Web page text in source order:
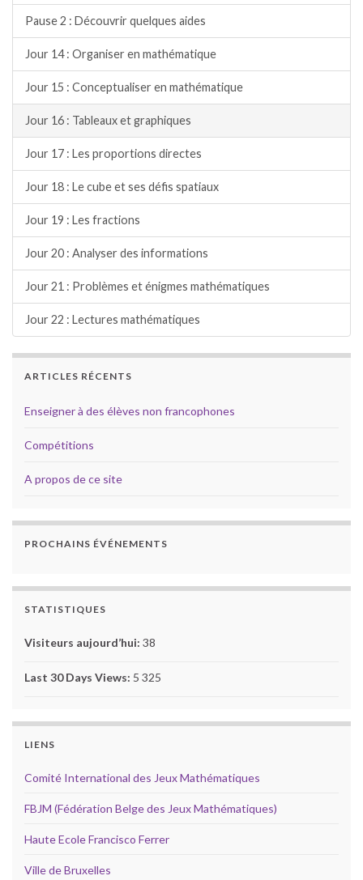
Pause 2 : Découvrir quelques aides
Jour 14 : Organiser en mathématique
Jour 15 : Conceptualiser en mathématique
Jour 16 : Tableaux et graphiques
Jour 17 : Les proportions directes
Jour 18 : Le cube et ses défis spatiaux
Jour 19 : Les fractions
Jour 20 : Analyser des informations
Jour 21 : Problèmes et énigmes mathématiques
Jour 22 : Lectures mathématiques
ARTICLES RÉCENTS
Enseigner à des élèves non francophones
Compétitions
A propos de ce site
PROCHAINS ÉVÉNEMENTS
STATISTIQUES
Visiteurs aujourd’hui: 38
Last 30 Days Views: 5 325
LIENS
Comité International des Jeux Mathématiques
FBJM (Fédération Belge des Jeux Mathématiques)
Haute Ecole Francisco Ferrer
Ville de Bruxelles